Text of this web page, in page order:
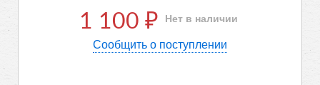
1 100 ₽ Нет в наличии
Сообщить о поступлении